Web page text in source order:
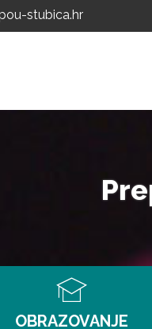
stubica.hr
OBRAZOVANJE